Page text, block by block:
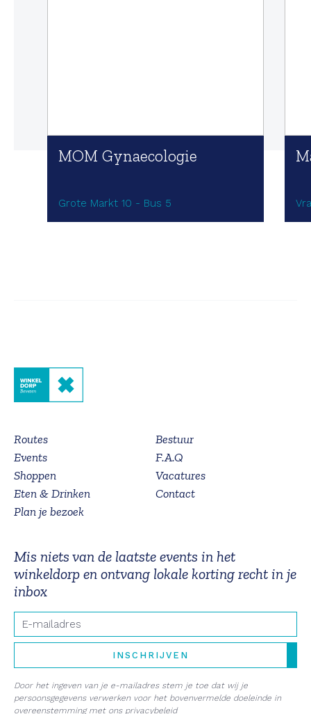
MOM Gynaecologie
Grote Markt 10 - Bus 5
Routes
Events
Shoppen
Eten & Drinken
Plan je bezoek
Bestuur
F.A.Q
Vacatures
Contact
Mis niets van de laatste events in het
winkeldorp en ontvang lokale korting recht in je
inbox
E-mail
INSCHRIJVEN
Door het ingeven van je e-mailadres stem je toe dat wij je
persoonsgegevens verwerken voor het bovenvermelde doeleinde in
overeenstemming met ons privacybeleid